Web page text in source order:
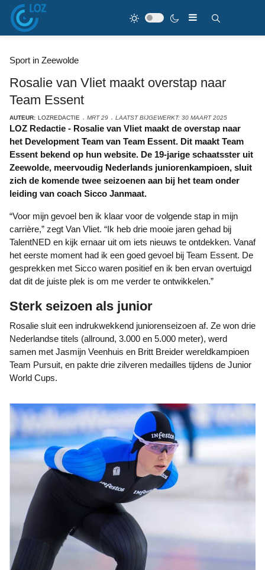
Sport in Zeewolde
Rosalie van Vliet maakt overstap naar
Team Essent
AUTEUR: LOZREDACTIE MRT 29 LAATST BIJGEWERKT: 30 MAART 2025
LOZ Redactie - Rosalie van Vliet maakt de overstap naar
het Development Team van Team Essent. Dit maakt Team
Essent bekend op hun website. De 19-jarige schaatsster uit
Zeewolde, meervoudig Nederlands juniorenkampioen, sluit
zich de komende twee seizoenen aan bij het team onder
leiding van coach Sicco Janmaat.
“Voor mijn gevoel ben ik klaar voor de volgende stap in mijn
carrière,” zegt Van Vliet. “Ik heb drie mooie jaren gehad bij
TalentNED en kijk ernaar uit om iets nieuws te ontdekken. Vanaf
het eerste moment had ik een goed gevoel bij Team Essent. De
gesprekken met Sicco waren positief en ik ben ervan overtuigd
dat dit de juiste plek is om me verder te ontwikkelen.”
Sterk seizoen als junior
Rosalie sluit een indrukwekkend juniorenseizoen af. Ze won drie
Nederlandse titels (allround, 3.000 en 5.000 meter), werd
samen met Jasmijn Veenhuis en Britt Breider wereldkampioen
Team Pursuit, en pakte drie zilveren medailles tijdens de Junior
World Cups.